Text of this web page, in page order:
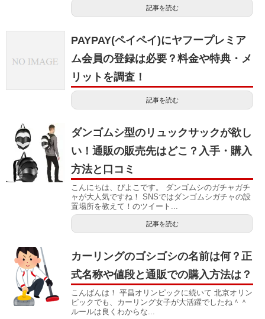
記事を読む
PAYPAY(ペイペイ)にヤフープレミア
ム会員の登録は必要？料金や特典・メ
リットを調査！
記事を読む
ダンゴムシ型のリュックサックが欲し
い！通販の販売先はどこ？入手・購入
方法と口コミ
こんにちは、ぴよこです。 ダンゴムシのガチャガチ
ャが大人気ですね！ SNSではダンゴムシガチャの設
置場所を教えて！のツイート...
記事を読む
カーリングのゴシゴシの名前は何？正
式名称や値段と通販での購入方法は？
こんばんは！ 平昌オリンピックに続いて 北京オリン
ピックでも、カーリング女子が大活躍でしたね＾＾
ルールは良くわからな...